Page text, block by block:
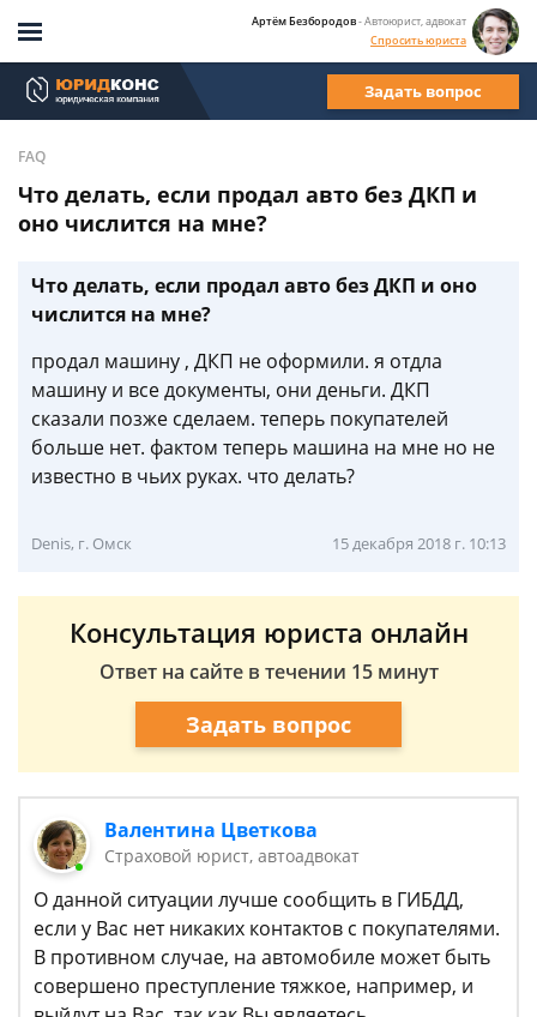
Артём Безбородов- Автоюрист, адвокат
Спросить юриста
Задать вопрос
FAQ
Что делать, если продал авто без ДКП и
оно числится на мне?
Что делать, если продал авто без ДКП и оно
числится на мне?
продал машину , ДКП не оформили. я отдла
машину и все документы, они деньги. ДКП
сказали позже сделаем. теперь покупателей
больше нет. фактом теперь машина на мне но не
известно в чьих руках. что делать?
Denis, г. Омск 15 декабря 2018 г. 10:13
Консультация юриста онлайн
Ответ на сайте в течении 15 минут
Задать вопрос
Валентина Цветкова
Страховой юрист, автоадвокат
О данной ситуации лучше сообщить в ГИБДД,
если у Вас нет никаких контактов с покупателями.
В противном случае, на автомобиле может быть
совершено преступление тяжкое, например, и